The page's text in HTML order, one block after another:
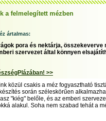
a felmelegített mézben
ártalmas:
pora és nektárja, összekeverve
szervezet által könnyen
>>
közül csakis a méz fogyasztható
során széleskörűen
"kiég" belőle, és az emberi
alakul. Soha nem szabad tehát a